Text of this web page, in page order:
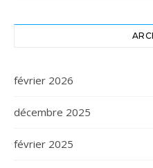
février 2026
décembre 2025
février 2025